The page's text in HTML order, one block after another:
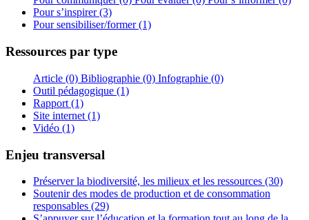
Pour s’inspirer (3)
Pour sensibiliser/former (1)
Ressources par type
Article (0) Bibliographie (0) Infographie (0)
Outil pédagogique (1)
Rapport (1)
Site internet (1)
Vidéo (1)
Enjeu transversal
Préserver la biodiversité, les milieux et les ressources (30)
Soutenir des modes de production et de consommation
responsables (29)